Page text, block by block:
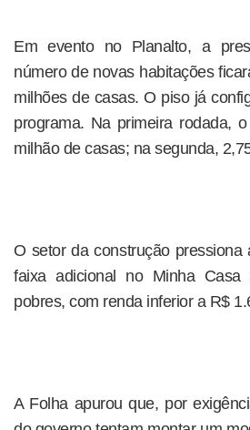
Em evento no Planalto, a
número de novas habitações
milhões de casas. O piso já
programa. Na primeira rodada,
milhão de casas; na segunda,
O setor da construção
faixa adicional no Minha
pobres, com renda inferior a R$
A Folha apurou que, por